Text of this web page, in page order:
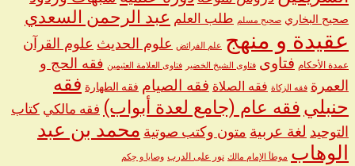
صحيح البخاري صحيح مسلم طلب العلم عبد الرحمن السعدي
عقيدة و منهج علم الفرائض علوم الحديث علوم القرآن
عمدة الأحكام فتاوى فتاوى الشيخ الخضير فتاوى العلامة العثيمين فقه الحج و
العمرة فقه الزكاة فقه الصلاة فقه الصيام فقه الطهارة فقه
حنبلي فقه عام (جامع لعدة أبواب) فقه مالكي كتاب
التوحيد لغة عربية متون وكتب صوتية محمد بن عبد
الوهاب موطأ الإمام مالك نور على الدرب وصايا و حِكم